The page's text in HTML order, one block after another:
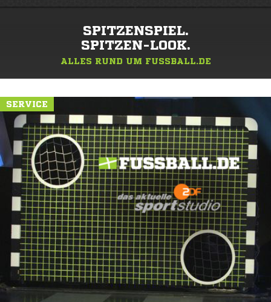
SPITZENSPIEL.
SPITZEN-LOOK.
ALLES RUND UM FUSSBALL.DE
SERVICE